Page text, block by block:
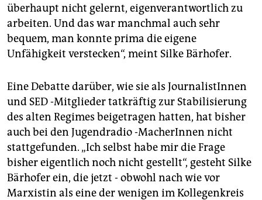
überhaupt nicht gelernt, eigenverantwortlich zu
arbeiten. Und das war manchmal auch sehr
bequem, man konnte prima die eigene
Unfähigkeit verstecken“, meint Silke Bärhofer.
Eine Debatte darüber, wie sie als JournalistInnen
und SED -Mitglieder tatkräftig zur Stabilisierung
des alten Regimes beigetragen hatten, hat bisher
auch bei den Jugendradio -MacherInnen nicht
stattgefunden. „Ich selbst habe mir die Frage
bisher eigentlich noch nicht gestellt“, gesteht Silke
Bärhofer ein, die jetzt - obwohl nach wie vor
Marxistin als eine der wenigen im Kollegenkreis